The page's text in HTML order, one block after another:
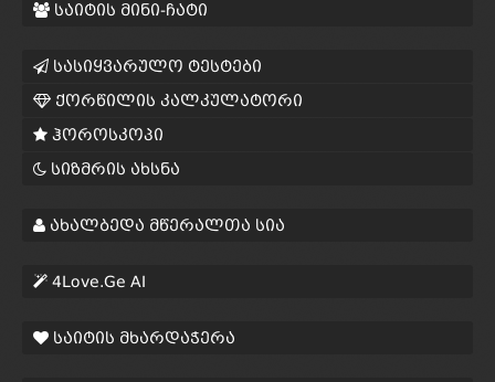
საიტის მინი-ჩატი
სასიყვარულო ტესტები
ქორწილის კალკულატორი
ჰოროსკოპი
სიზმრის ახსნა
ახალბედა მწერალთა სია
4Love.Ge AI
საიტის მხარდაჭერა